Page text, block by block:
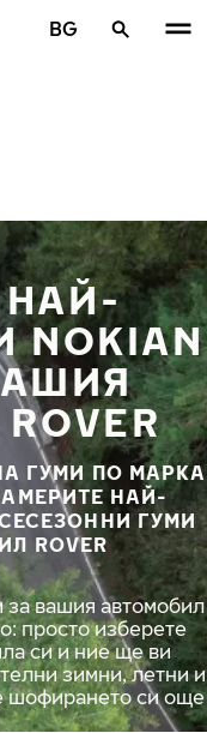
BG
НАЙ-
ГУМИ ПО МАРКА
НАЙ-
ГУМИ
ROVER
вашия автомобил
просто изберете
си и ние ще ви
зимни, летни и
шофирането си още